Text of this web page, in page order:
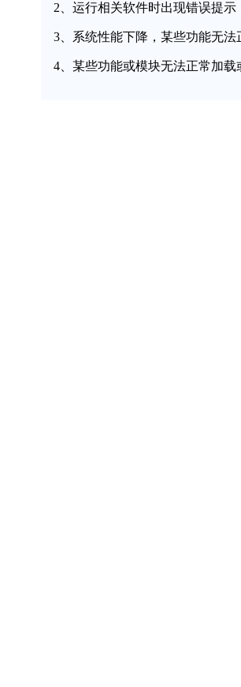
2、运行相关软件时出现错误提示
3、系统性能下降，某些功能无法
4、某些功能或模块无法正常加载